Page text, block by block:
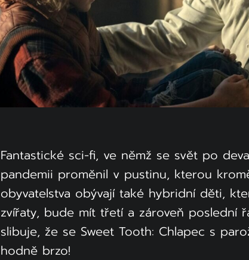
Fantastické sci-fi, ve němž se svět po
pandemii proměnil v pustinu, kterou
obyvatelstva obývají také hybridní děti,
zvířaty, bude mít třetí a zároveň poslední
slibuje, že se Sweet Tooth: Chlapec s
hodně brzo!